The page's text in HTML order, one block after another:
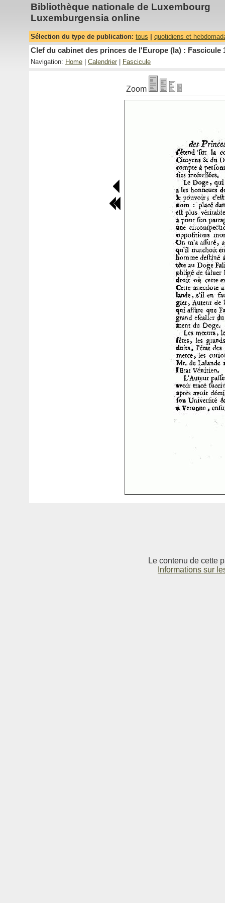
Bibliothèque nationale de Luxembourg
Luxemburgensia online
Sélection du type de publication: tous quotidiens et
Clef du cabinet des princes de l'Europe (la) : Fascicule
Navigation: Home Calendrier Fascicule
Zoom
Le contenu de cette
Informations sur